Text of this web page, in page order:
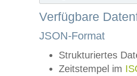
Verfügbare
JSON-Format
Strukturiertes
Zeitstempel im